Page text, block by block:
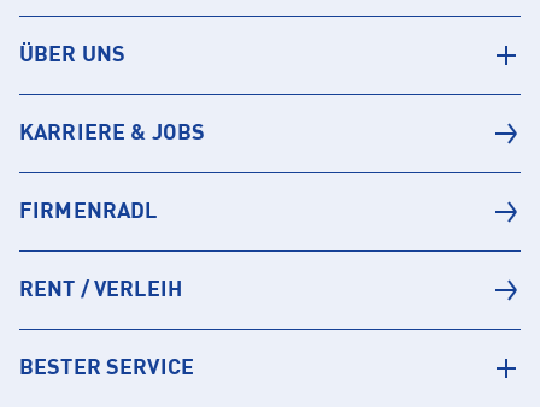
ÜBER UNS
KARRIERE & JOBS
FIRMENRADL
RENT / VERLEIH
BESTER SERVICE